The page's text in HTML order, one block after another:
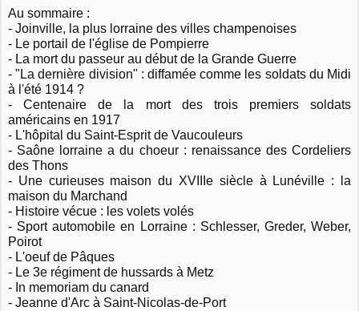
Au sommaire :
- Joinville, la plus lorraine des villes champenoises
- Le portail de l'église de Pompierre
- La mort du passeur au début de la Grande Guerre
- "La dernière division" : diffamée comme les soldats du Midi
à l'été 1914 ?
- Centenaire de la mort des trois premiers soldats
américains en 1917
- L'hôpital du Saint-Esprit de Vaucouleurs
- Saône lorraine a du choeur : renaissance des Cordeliers
des Thons
- Une curieuses maison du XVIIIe siècle à Lunéville : la
maison du Marchand
- Histoire vécue : les volets volés
- Sport automobile en Lorraine : Schlesser, Greder, Weber,
Poirot
- L'oeuf de Pâques
- Le 3e régiment de hussards à Metz
- In memoriam du canard
- Jeanne d'Arc à Saint-Nicolas-de-Port